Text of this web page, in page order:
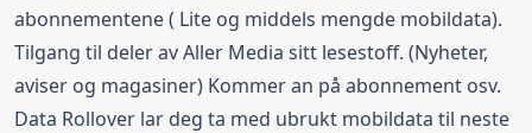
abonnementene ( Lite og middels mengde mobildata).
Tilgang til deler av Aller Media sitt lesestoff. (Nyheter,
aviser og magasiner) Kommer an på abonnement osv.
Data Rollover lar deg ta med ubrukt mobildata til neste